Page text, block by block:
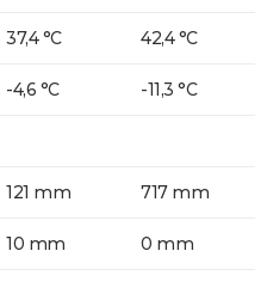
37,4 °C 42,4 °C
-4,6 °C -11,3 °C
121 mm 717 mm
10 mm 0 mm